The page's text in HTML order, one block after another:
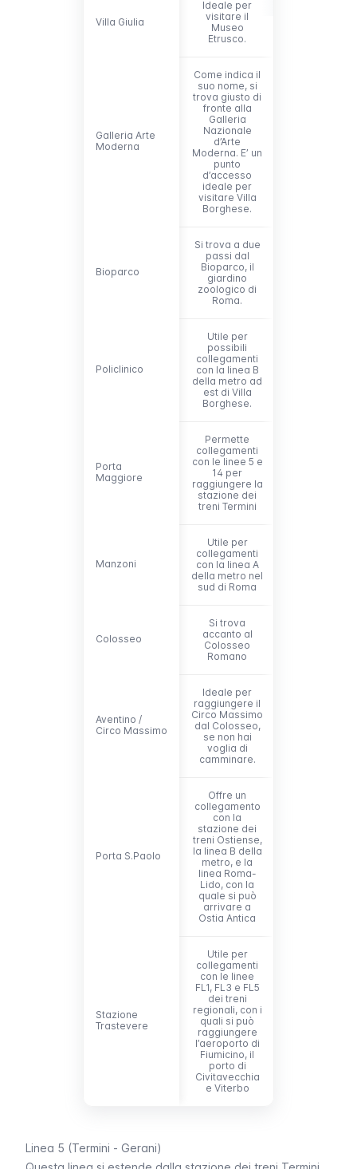
Villa Giulia
Galleria Arte
Moderna
Bioparco
Policlinico
Porta
Maggiore
Manzoni
Colosseo
Aventino /
Circo Massimo
Porta S.Paolo
Stazione
Trastevere
Villa Giulia
Ideale per
visitare il
Museo
Etrusco.
Galleria Arte
Moderna
Come indica il
suo nome, si
trova giusto di
fronte alla
Galleria
Nazionale
d’Arte
Moderna. E’ un
punto
d’accesso
ideale per
visitare Villa
Borghese.
Bioparco
Si trova a due
passi dal
Bioparco, il
giardino
zoologico di
Roma.
Policlinico
Utile per
possibili
collegamenti
con la linea B
della metro ad
est di Villa
Borghese.
Porta
Maggiore
Permette
collegamenti
con le linee 5 e
14 per
raggiungere la
stazione dei
treni Termini
Manzoni
Utile per
collegamenti
con la linea A
della metro nel
sud di Roma
Colosseo
Si trova
accanto al
Colosseo
Romano
Aventino /
Circo Massimo
Ideale per
raggiungere il
Circo Massimo
dal Colosseo,
se non hai
voglia di
camminare.
Porta S.Paolo
Offre un
collegamento
con la
stazione dei
treni Ostiense,
la linea B della
metro, e la
linea Roma-
Lido, con la
quale si può
arrivare a
Ostia Antica
Stazione
Trastevere
Utile per
collegamenti
con le linee
FL1, FL3 e FL5
dei treni
regionali, con i
quali si può
raggiungere
l’aeroporto di
Fiumicino, il
porto di
Civitavecchia
e Viterbo
Linea 5 (Termini - Gerani)